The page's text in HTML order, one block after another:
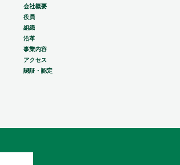
会社概要
役員
組織
沿革
事業内容
アクセス
認証・認定